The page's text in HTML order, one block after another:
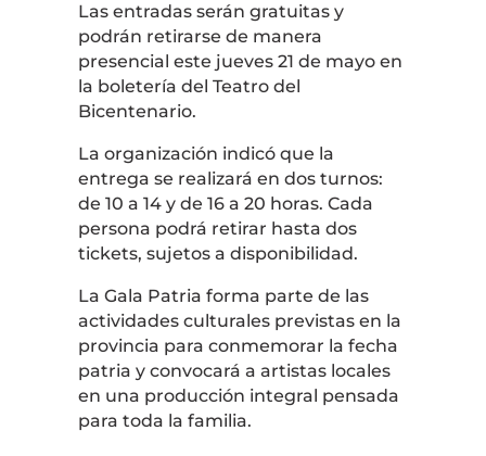
Las entradas serán gratuitas y
podrán retirarse de manera
presencial este jueves 21 de mayo en
la boletería del Teatro del
Bicentenario.
La organización indicó que la
entrega se realizará en dos turnos:
de 10 a 14 y de 16 a 20 horas. Cada
persona podrá retirar hasta dos
tickets, sujetos a disponibilidad.
La Gala Patria forma parte de las
actividades culturales previstas en la
provincia para conmemorar la fecha
patria y convocará a artistas locales
en una producción integral pensada
para toda la familia.